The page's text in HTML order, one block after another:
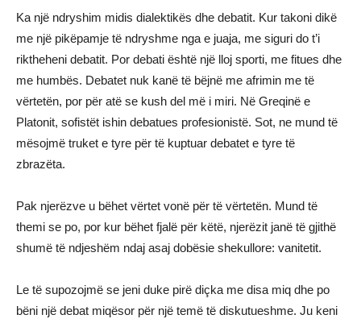
Ka një ndryshim midis dialektikës dhe debatit. Kur takoni dikë
me një pikëpamje të ndryshme nga e juaja, me siguri do t’i
riktheheni debatit. Por debati është një lloj sporti, me fitues dhe
me humbës. Debatet nuk kanë të bëjnë me afrimin me të
vërtetën, por për atë se kush del më i miri. Në Greqinë e
Platonit, sofistët ishin debatues profesionistë. Sot, ne mund të
mësojmë truket e tyre për të kuptuar debatet e tyre të
zbrazëta.
Pak njerëzve u bëhet vërtet vonë për të vërtetën. Mund të
themi se po, por kur bëhet fjalë për këtë, njerëzit janë të gjithë
shumë të ndjeshëm ndaj asaj dobësie shekullore: vanitetit.
Le të supozojmë se jeni duke pirë diçka me disa miq dhe po
bëni një debat miqësor për një temë të diskutueshme. Ju keni